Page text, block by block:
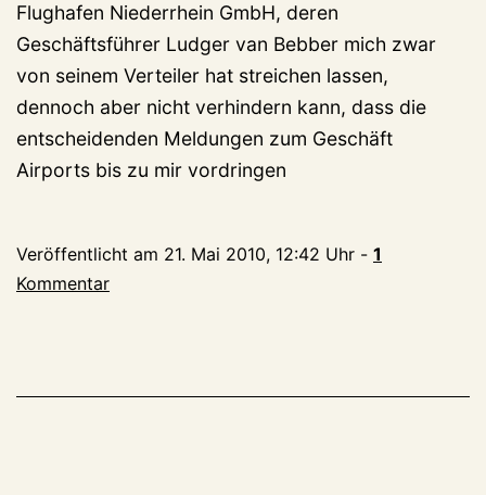
Flughafen Niederrhein GmbH, deren
Geschäftsführer Ludger van Bebber mich zwar
von seinem Verteiler hat streichen lassen,
dennoch aber nicht verhindern kann, dass die
entscheidenden Meldungen zum Geschäft
Airports bis zu mir vordringen
Veröffentlicht am 21. Mai 2010, 12:42 Uhr - 1
Kommentar